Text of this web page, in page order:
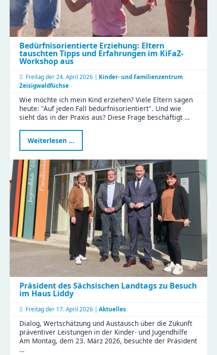
Bedürfnisorientierte Erziehung: Eltern
tauschten Tipps und Erfahrungen im KiFaZ-
Workshop aus
Freitag der 24. April 2026 | Kinder- und Familienzentrum
Zeisigwaldfüchse
Wie möchte ich mein Kind erziehen? Viele Eltern sagen
heute: "Auf jeden Fall bedürfnisorientiert". Und wie
sieht das in der Praxis aus? Diese Frage beschäftigt …
Weiterlesen …
Erziehung:
tauschten
Tipps
und
Erfahrungen
im
KiFaZ-
Workshop
aus
Präsident des Sächsischen Landtags zu Besuch
im Haus Liddy
Freitag der 17. April 2026 | Aktuelles
Dialog, Wertschätzung und Austausch über die Zukunft
präventiver Leistungen in der Kinder- und Jugendhilfe
Am Montag, dem 23. März 2026, besuchte der Präsident
…